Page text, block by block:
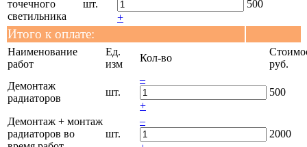
точечного
светильника
шт.
+
500
Итого к оплате:
Наименование
работ
Ед.
изм
Кол-во
руб.
Демонтаж
радиаторов
шт.
–
+
500
Демонтаж + монтаж
радиаторов во
шт.
–
2000